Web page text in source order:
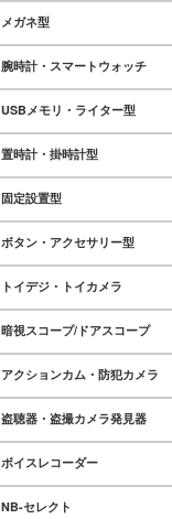
メガネ型
腕時計・スマートウォッチ
USBメモリ・ライター型
置時計・掛時計型
固定設置型
ボタン・アクセサリー型
トイデジ・トイカメラ
暗視スコープ/ドアスコープ
アクションカム・防犯カメラ
盗聴器・盗撮カメラ発見器
ボイスレコーダー
NB-セレクト